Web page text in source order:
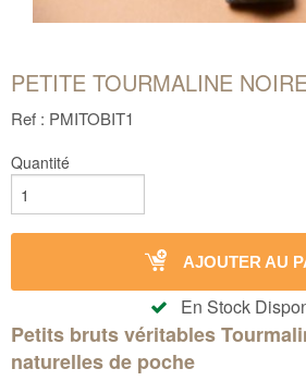
PETITE TOURMALINE
Ref : PMITOBIT1
Quantité
AJOUTER AU
En Stock
Petits bruts véritables
naturelles de poche